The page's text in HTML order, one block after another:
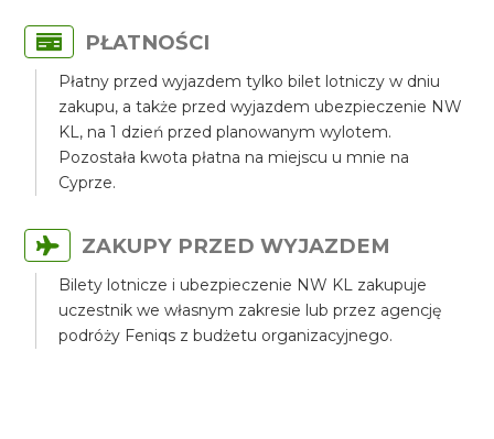
PŁATNOŚCI
Płatny przed wyjazdem tylko bilet lotniczy w dniu
zakupu, a także przed wyjazdem ubezpieczenie NW
KL, na 1 dzień przed planowanym wylotem.
Pozostała kwota płatna na miejscu u mnie na
Cyprze.
ZAKUPY PRZED WYJAZDEM
Bilety lotnicze i ubezpieczenie NW KL zakupuje
uczestnik we własnym zakresie lub przez agencję
podróży Feniqs z budżetu organizacyjnego.